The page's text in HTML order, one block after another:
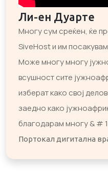
Ли-ен Дуарте
Многу сум среќен, ќе
SiveHost и им
Може многу многу
всушност сите
изберат како свој
заедно како
благодарам многу & #
Портокал дигитална